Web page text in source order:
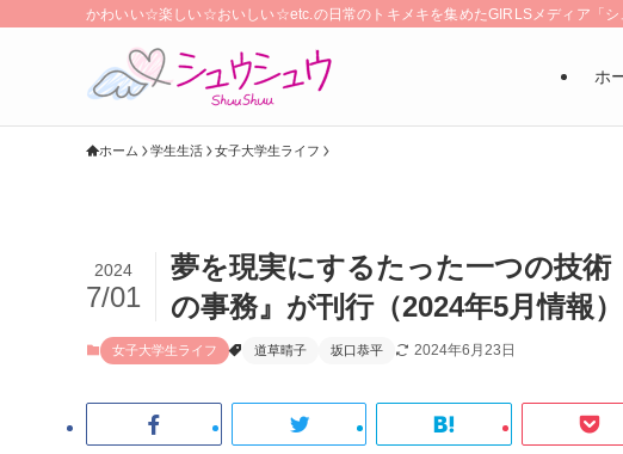
かわいい☆楽しい☆おいしい☆etc.の日常のトキメキを集めたGIRLSメディア「シ
ホ
ホーム 学生生活 女子大学生ライフ
夢を現実にするたった一つの技
の事務』が刊行（2024年5月情報）
2024
7/01
女子大学生ライフ 道草晴子 坂口恭平 2024年6月23日